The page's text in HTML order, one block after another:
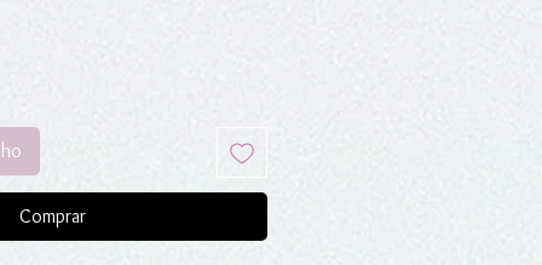
Comprar